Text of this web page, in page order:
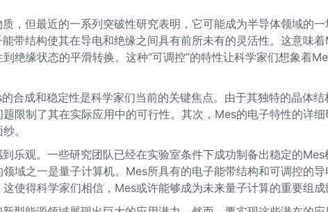
，但最近的一系列突破性研究表明，它可能成为半导体领域的一
带结构使其在导电和绝缘之间具有前所未有的灵活性。这意味
绝缘状态的平滑转换。这种“可调控”的特性让科学家们想象着
合成和稳定性是科学家们当前的关键焦点。由于其独特的晶体结
限制了其在实际应用中的可行性。其次，Mes的电子特性的详
。
乐观。一些研究团队已经在实验室条件下成功制备出稳定的Mes
域之一是量子计算机。Mes所具有的电子能带结构和可调控的
使得科学家们相信，Mes或许能够成为未来量子计算的重要组